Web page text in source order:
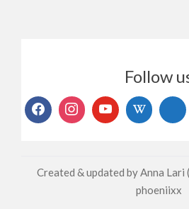
Follow
Created & updated by Anna
phoeniixx